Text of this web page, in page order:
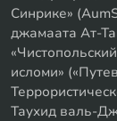
Синрике»
джамаата Ат-
исломи»
Таухид валь-